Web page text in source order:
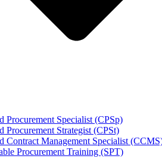
Procurement Specialist (CPSp)
Procurement Strategist (CPSt)
Contract Management Specialist
Procurement Training (SPT)